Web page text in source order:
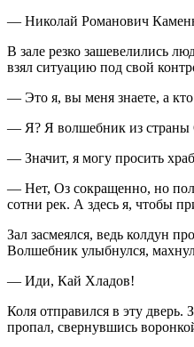
— Николай Романович
В зале резко зашевелились
взял ситуацию под свой
— Это я, вы меня знаете, а
— Я? Я волшебник из страны
— Значит, я могу просить
— Нет, Оз сокращенно, но
сотни рек. А здесь я, чтобы
Зал засмеялся, ведь колдун
Волшебник улыбнулся,
— Иди, Кай Хладов!
Коля отправился в эту
пропал, свернувшись